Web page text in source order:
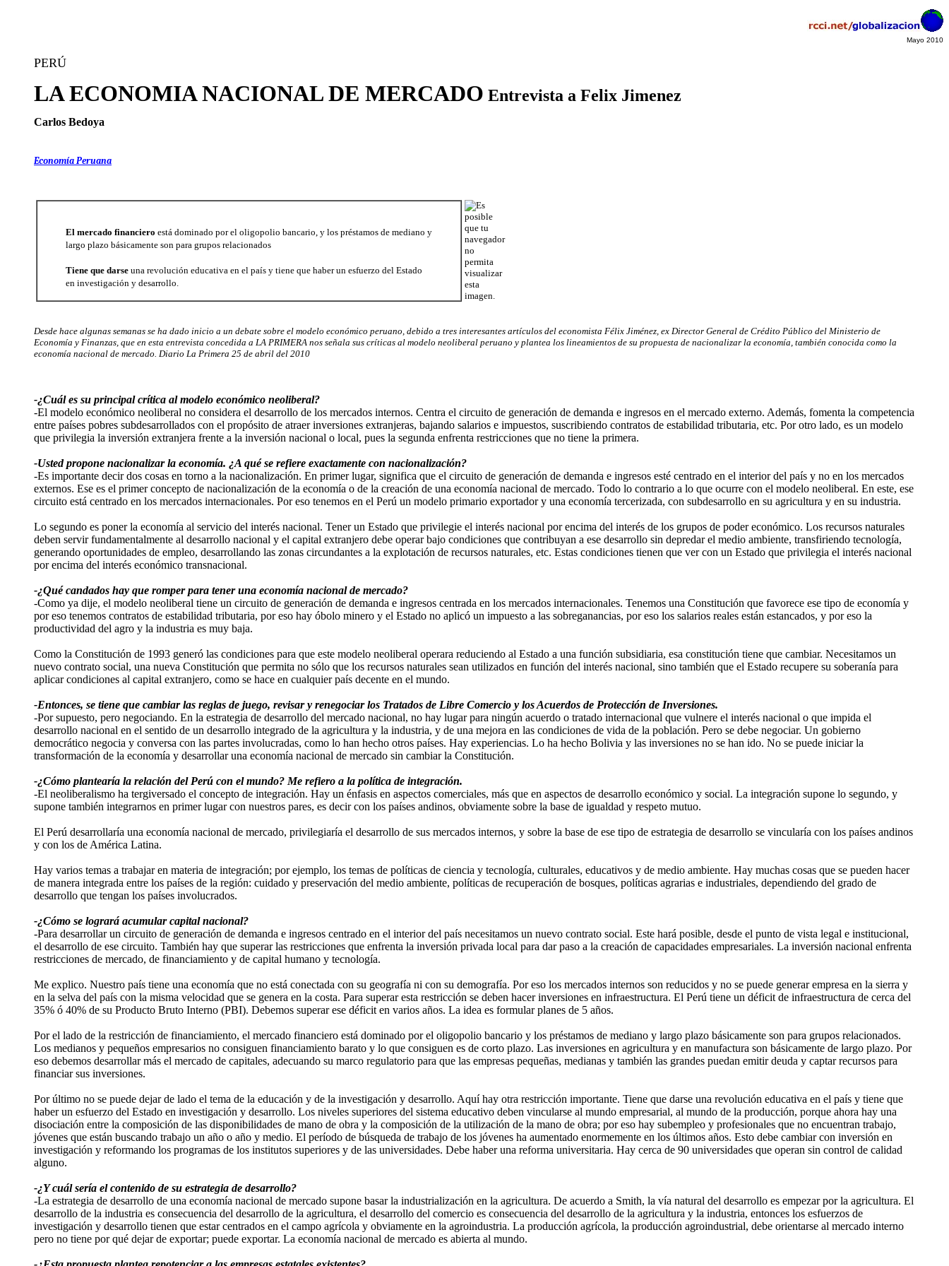
Mayo 2010
PERÚ
LA ECONOMIA NACIONAL DE MERCADO Entrevista a Felix Jimenez
Carlos Bedoya
Economía Peruana
El mercado financiero está dominado por el oligopolio bancario, y los préstamos de mediano y
largo plazo básicamente son para grupos relacionados
Tiene que darse una revolución educativa en el país y tiene que haber un esfuerzo del Estado
en investigación y desarrollo.
Desde hace algunas semanas se ha dado inicio a un debate sobre el modelo económico peruano, debido a tres interesantes artículos del economista Félix Jiménez, ex Director General de Crédito Público del Ministerio de
Economía y Finanzas, que en esta entrevista concedida a LA PRIMERA nos señala sus críticas al modelo neoliberal peruano y plantea los lineamientos de su propuesta de nacionalizar la economía, también conocida como la
economía nacional de mercado. Diario La Primera 25 de abril del 2010
-¿Cuál es su principal crítica al modelo económico neoliberal?
-El modelo económico neoliberal no considera el desarrollo de los mercados internos. Centra el circuito de generación de demanda e ingresos en el mercado externo. Además, fomenta la competencia
entre países pobres subdesarrollados con el propósito de atraer inversiones extranjeras, bajando salarios e impuestos, suscribiendo contratos de estabilidad tributaria, etc. Por otro lado, es un modelo
que privilegia la inversión extranjera frente a la inversión nacional o local, pues la segunda enfrenta restricciones que no tiene la primera.
-Usted propone nacionalizar la economía. ¿A qué se refiere exactamente con nacionalización?
-Es importante decir dos cosas en torno a la nacionalización. En primer lugar, significa que el circuito de generación de demanda e ingresos esté centrado en el interior del país y no en los mercados
externos. Ese es el primer concepto de nacionalización de la economía o de la creación de una economía nacional de mercado. Todo lo contrario a lo que ocurre con el modelo neoliberal. En este, ese
circuito está centrado en los mercados internacionales. Por eso tenemos en el Perú un modelo primario exportador y una economía tercerizada, con subdesarrollo en su agricultura y en su industria.
Lo segundo es poner la economía al servicio del interés nacional. Tener un Estado que privilegie el interés nacional por encima del interés de los grupos de poder económico. Los recursos naturales
deben servir fundamentalmente al desarrollo nacional y el capital extranjero debe operar bajo condiciones que contribuyan a ese desarrollo sin depredar el medio ambiente, transfiriendo tecnología,
generando oportunidades de empleo, desarrollando las zonas circundantes a la explotación de recursos naturales, etc. Estas condiciones tienen que ver con un Estado que privilegia el interés nacional
por encima del interés económico transnacional.
-¿Qué candados hay que romper para tener una economía nacional de mercado?
-Como ya dije, el modelo neoliberal tiene un circuito de generación de demanda e ingresos centrada en los mercados internacionales. Tenemos una Constitución que favorece ese tipo de economía y
por eso tenemos contratos de estabilidad tributaria, por eso hay óbolo minero y el Estado no aplicó un impuesto a las sobreganancias, por eso los salarios reales están estancados, y por eso la
productividad del agro y la industria es muy baja.
Como la Constitución de 1993 generó las condiciones para que este modelo neoliberal operara reduciendo al Estado a una función subsidiaria, esa constitución tiene que cambiar. Necesitamos un
nuevo contrato social, una nueva Constitución que permita no sólo que los recursos naturales sean utilizados en función del interés nacional, sino también que el Estado recupere su soberanía para
aplicar condiciones al capital extranjero, como se hace en cualquier país decente en el mundo.
-Entonces, se tiene que cambiar las reglas de juego, revisar y renegociar los Tratados de Libre Comercio y los Acuerdos de Protección de Inversiones.
-Por supuesto, pero negociando. En la estrategia de desarrollo del mercado nacional, no hay lugar para ningún acuerdo o tratado internacional que vulnere el interés nacional o que impida el
desarrollo nacional en el sentido de un desarrollo integrado de la agricultura y la industria, y de una mejora en las condiciones de vida de la población. Pero se debe negociar. Un gobierno
democrático negocia y conversa con las partes involucradas, como lo han hecho otros países. Hay experiencias. Lo ha hecho Bolivia y las inversiones no se han ido. No se puede iniciar la
transformación de la economía y desarrollar una economía nacional de mercado sin cambiar la Constitución.
-¿Cómo plantearía la relación del Perú con el mundo? Me refiero a la política de integración.
-El neoliberalismo ha tergiversado el concepto de integración. Hay un énfasis en aspectos comerciales, más que en aspectos de desarrollo económico y social. La integración supone lo segundo, y
supone también integrarnos en primer lugar con nuestros pares, es decir con los países andinos, obviamente sobre la base de igualdad y respeto mutuo.
El Perú desarrollaría una economía nacional de mercado, privilegiaría el desarrollo de sus mercados internos, y sobre la base de ese tipo de estrategia de desarrollo se vincularía con los países andinos
y con los de América Latina.
Hay varios temas a trabajar en materia de integración; por ejemplo, los temas de políticas de ciencia y tecnología, culturales, educativos y de medio ambiente. Hay muchas cosas que se pueden hacer
de manera integrada entre los países de la región: cuidado y preservación del medio ambiente, políticas de recuperación de bosques, políticas agrarias e industriales, dependiendo del grado de
desarrollo que tengan los países involucrados.
-¿Cómo se logrará acumular capital nacional?
-Para desarrollar un circuito de generación de demanda e ingresos centrado en el interior del país necesitamos un nuevo contrato social. Este hará posible, desde el punto de vista legal e institucional,
el desarrollo de ese circuito. También hay que superar las restricciones que enfrenta la inversión privada local para dar paso a la creación de capacidades empresariales. La inversión nacional enfrenta
restricciones de mercado, de financiamiento y de capital humano y tecnología.
Me explico. Nuestro país tiene una economía que no está conectada con su geografía ni con su demografía. Por eso los mercados internos son reducidos y no se puede generar empresa en la sierra y
en la selva del país con la misma velocidad que se genera en la costa. Para superar esta restricción se deben hacer inversiones en infraestructura. El Perú tiene un déficit de infraestructura de cerca del
35% ó 40% de su Producto Bruto Interno (PBI). Debemos superar ese déficit en varios años. La idea es formular planes de 5 años.
Por el lado de la restricción de financiamiento, el mercado financiero está dominado por el oligopolio bancario y los préstamos de mediano y largo plazo básicamente son para grupos relacionados.
Los medianos y pequeños empresarios no consiguen financiamiento barato y lo que consiguen es de corto plazo. Las inversiones en agricultura y en manufactura son básicamente de largo plazo. Por
eso debemos desarrollar más el mercado de capitales, adecuando su marco regulatorio para que las empresas pequeñas, medianas y también las grandes puedan emitir deuda y captar recursos para
financiar sus inversiones.
Por último no se puede dejar de lado el tema de la educación y de la investigación y desarrollo. Aquí hay otra restricción importante. Tiene que darse una revolución educativa en el país y tiene que
haber un esfuerzo del Estado en investigación y desarrollo. Los niveles superiores del sistema educativo deben vincularse al mundo empresarial, al mundo de la producción, porque ahora hay una
disociación entre la composición de las disponibilidades de mano de obra y la composición de la utilización de la mano de obra; por eso hay subempleo y profesionales que no encuentran trabajo,
jóvenes que están buscando trabajo un año o año y medio. El período de búsqueda de trabajo de los jóvenes ha aumentado enormemente en los últimos años. Esto debe cambiar con inversión en
investigación y reformando los programas de los institutos superiores y de las universidades. Debe haber una reforma universitaria. Hay cerca de 90 universidades que operan sin control de calidad
alguno.
-¿Y cuál sería el contenido de su estrategia de desarrollo?
-La estrategia de desarrollo de una economía nacional de mercado supone basar la industrialización en la agricultura. De acuerdo a Smith, la vía natural del desarrollo es empezar por la agricultura. El
desarrollo de la industria es consecuencia del desarrollo de la agricultura, el desarrollo del comercio es consecuencia del desarrollo de la agricultura y la industria, entonces los esfuerzos de
investigación y desarrollo tienen que estar centrados en el campo agrícola y obviamente en la agroindustria. La producción agrícola, la producción agroindustrial, debe orientarse al mercado interno
pero no tiene por qué dejar de exportar; puede exportar. La economía nacional de mercado es abierta al mundo.